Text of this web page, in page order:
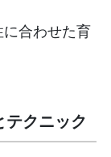
合わせた育
テクニック